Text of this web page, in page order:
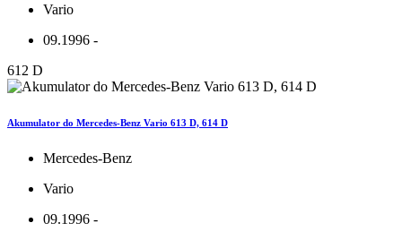
Vario
09.1996 -
612 D
Akumulator do Mercedes-Benz Vario 613 D, 614 D
Mercedes-Benz
Vario
09.1996 -